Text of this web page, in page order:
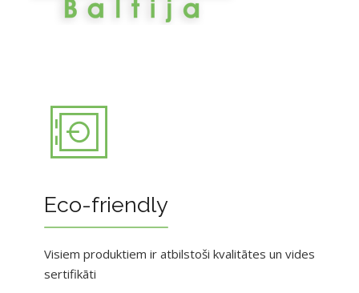
Eco-friendly
Visiem produktiem ir atbilstoši kvalitātes un vides
sertifikāti